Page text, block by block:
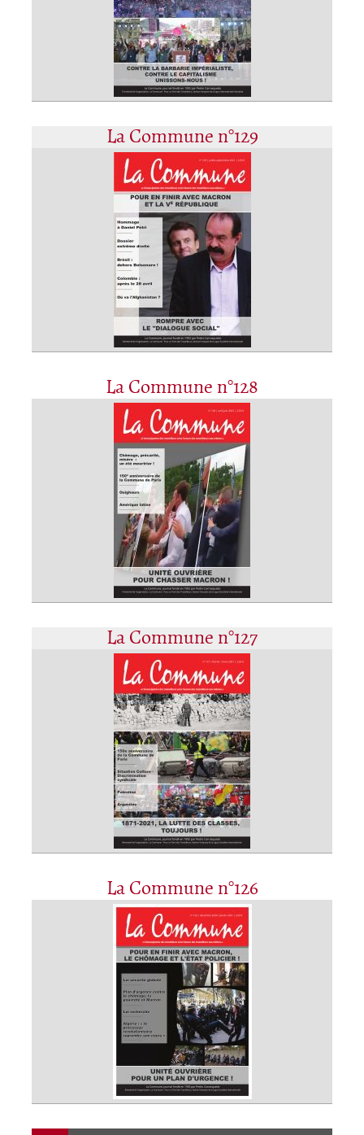
La Commune n°129
La Commune n°128
La Commune n°127
La Commune n°126